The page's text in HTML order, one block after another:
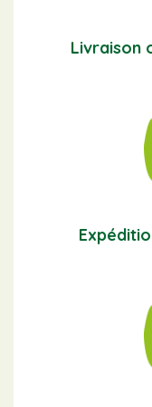
Livraison